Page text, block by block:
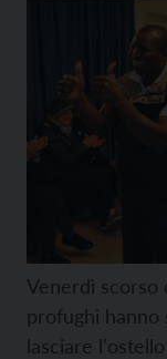
Venerdì scorso
profughi
lasciare